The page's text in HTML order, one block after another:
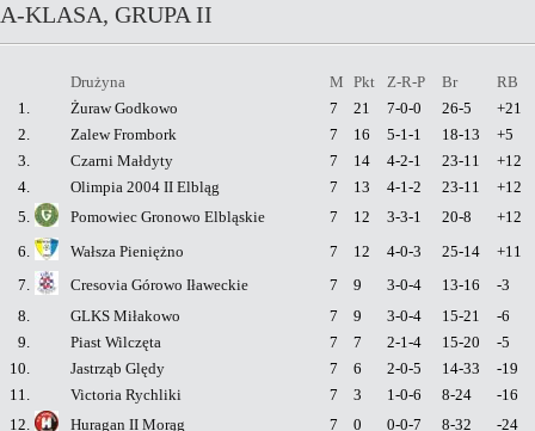
A-KLASA, GRUPA II
Drużyna M Pkt Z-R-P Br
RB
1.
Żuraw Godkowo 7 21 7-0-0 26-5
+21
2.
Zalew Frombork 7 16 5-1-1 18-13
+5
3.
Czarni Małdyty 7 14 4-2-1 23-11
+12
4.
Olimpia 2004 II Elbląg 7 13 4-1-2 23-11
+12
5.
Pomowiec Gronowo Elbląskie 7 12 3-3-1 20-8
+12
6.
Wałsza Pieniężno 7 12 4-0-3 25-14
+11
7.
Cresovia Górowo Iławeckie 7 9 3-0-4 13-16
-3
8.
GLKS Miłakowo 7 9 3-0-4 15-21
-6
9.
Piast Wilczęta 7 7 2-1-4 15-20
-5
10.
Jastrząb Ględy 7 6 2-0-5 14-33
-19
11.
Victoria Rychliki 7 3 1-0-6 8-24
-16
12.
Huragan II Morąg 7 0 0-0-7 8-32 -24